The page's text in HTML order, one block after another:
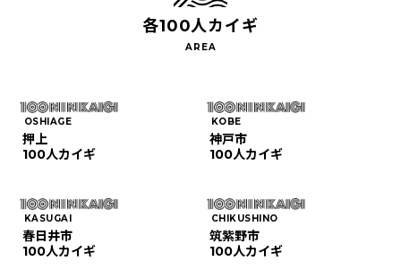
各100人カイギ
OSHIAGE
押上
100人カイギ
KOBE
神戸市
100人カイギ
KASUGAI
春日井市
100人カイギ
CHIKUSHINO
筑紫野市
100人カイギ